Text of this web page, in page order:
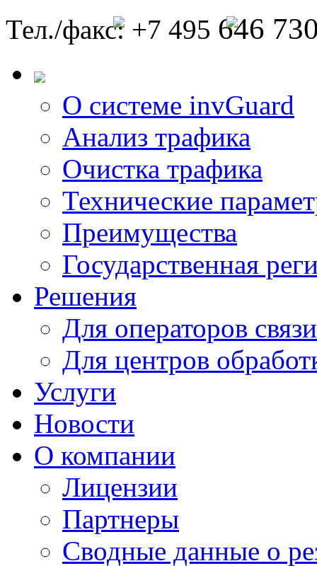
Тел./факс: +7 495 646
О системе invGuard
Анализ трафика
Очистка трафика
Технические
Преимущества
Государственная
Решения
Для операторов связи
Для центров
Услуги
Новости
О компании
Лицензии
Партнеры
Cводные данные о